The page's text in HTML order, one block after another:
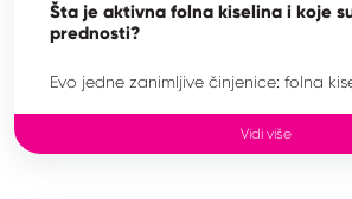
Šta je aktivna folna kiselina i koje
prednosti?
Evo jedne zanimljive činjenice: folna
pokušavate li zatrudnjeti ili ste već
Vidi više